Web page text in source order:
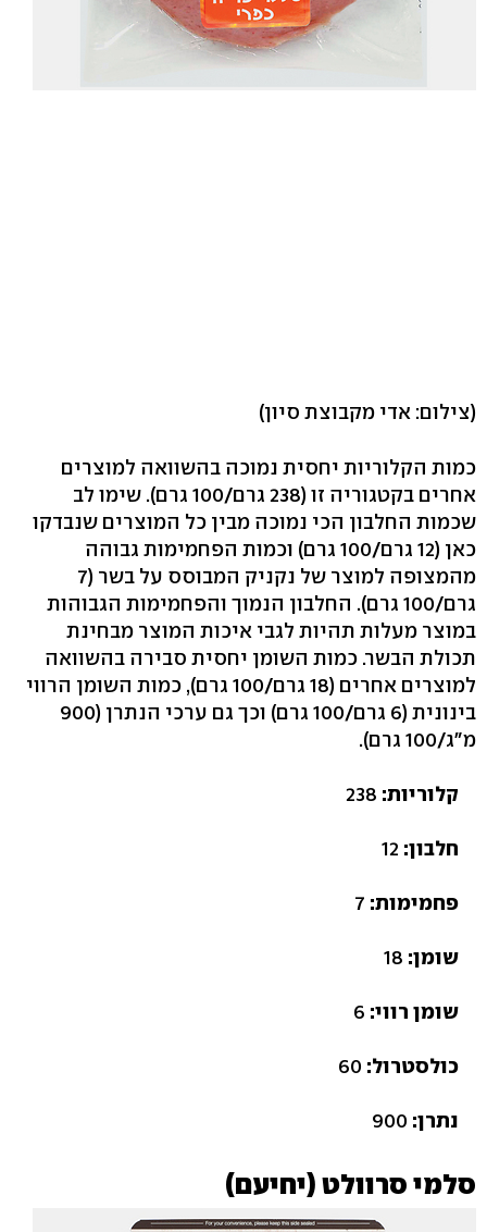
(צילום: אדי מקבוצת סיון)
כמות הקלוריות יחסית נמוכה בהשוואה למוצרים
אחרים בקטגוריה זו (238 גרם/100 גרם). שימו לב
שכמות החלבון הכי נמוכה מבין כל המוצרים שנבדקו
כאן (12 גרם/100 גרם) וכמות הפחמימות גבוהה
מהמצופה למוצר של נקניק המבוסס על בשר (7
גרם/100 גרם). החלבון הנמוך והפחמימות הגבוהות
במוצר מעלות תהיות לגבי איכות המוצר מבחינת
תכולת הבשר. כמות השומן יחסית סבירה בהשוואה
למוצרים אחרים (18 גרם/100 גרם), כמות השומן הרווי
בינונית (6 גרם/100 גרם) וכך גם ערכי הנתרן (900
מ"ג/100 גרם).
קלוריות:
חלבון:
פחמימות:
שומן:
שומן רווי:
כולסטרול:
נתרן:
סלמי סרוולט (יחיעם)